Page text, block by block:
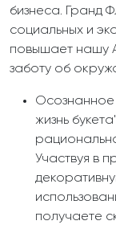
бизнеса. Гранд
социальных и
повышает нашу
заботу об
жизнь
Участвуя в
получаете